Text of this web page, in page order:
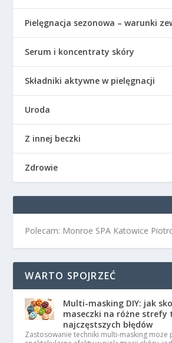
Pielęgnacja sezonowa – warunki
Serum i koncentraty skóry
Składniki aktywne w pielęgnacji
Uroda
Z innej beczki
Zdrowie
Polecam: Monroe SPA Katowice
WARTO SPOJRZEĆ
Multi-masking DIY: jak
maseczki na różne strefy
najczęstszych błędów
Zastosowanie techniki multi-masking może